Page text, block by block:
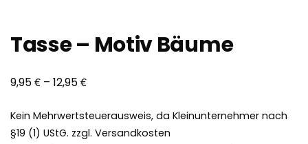
Tasse – Motiv Bäume
9,95€ – 12,95€
Kein Mehrwertsteuerausweis, da Kleinunternehmer nach
§19 (1) UStG. zzgl. Versandkosten